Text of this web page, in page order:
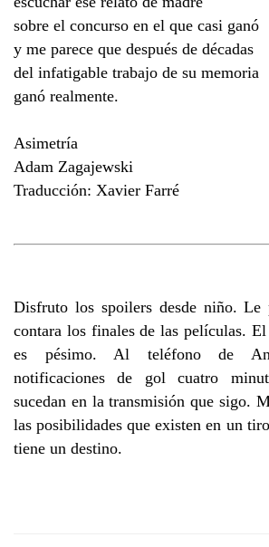
sobre el concurso en el que casi ganó
y me parece que después de décadas
del infatigable trabajo de su memoria
ganó realmente.
Asimetría
Adam Zagajewski
Traducción: Xavier Farré
Disfruto los spoilers desde niño. Le
contara los finales de las películas.
es pésimo. Al teléfono de
notificaciones de gol cuatro
sucedan en la transmisión que sigo.
las posibilidades que existen en un
tiene un destino.